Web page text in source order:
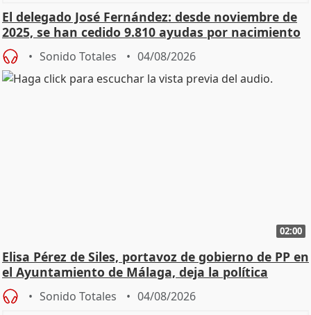
El delegado José Fernández: desde noviembre de
2025, se han cedido 9.810 ayudas por nacimiento
Sonido Totales 04/08/2026
02:00
Elisa Pérez de Siles, portavoz de gobierno de PP en
el Ayuntamiento de Málaga, deja la política
Sonido Totales 04/08/2026